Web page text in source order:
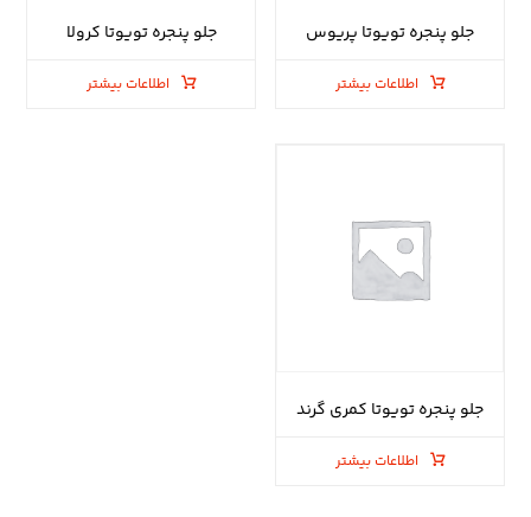
جلو پنجره تویوتا پریوس
اطلاعات بیشتر
جلو پنجره تویوتا کرولا
اطلاعات بیشتر
جلو پنجره تویوتا کمری گرند
اطلاعات بیشتر